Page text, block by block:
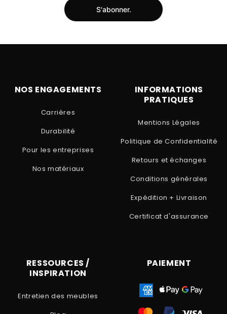
S'abonner.
NOS ENGAGEMENTS
Carrières
Durabilité
Pour les entreprises
Nos matériaux
INFORMATIONS
PRATIQUES
Mentions Légales
Politique de Confidentialité
Retours et échanges
Conditions générales
Expédition + Livraison
Certificat d'assurance
RESSOURCES /
INSPIRATION
Entretien des meubles
PAIEMENT